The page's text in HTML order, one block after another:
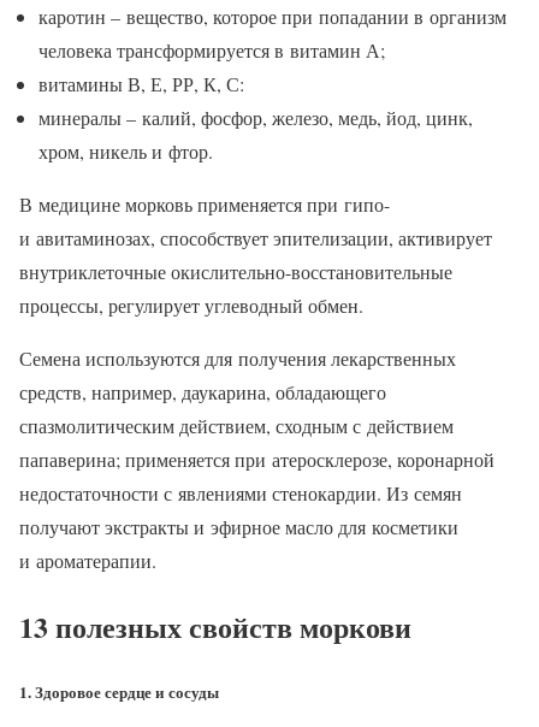
каротин – вещество, которое при попадании в организм
человека трансформируется в витамин А;
витамины В, Е, РР, К, С:
минералы – калий, фосфор, железо, медь, йод, цинк,
хром, никель и фтор.
В медицине морковь применяется при гипо-
и авитаминозах, способствует эпителизации, активирует
внутриклеточные окислительно-восстановительные
процессы, регулирует углеводный обмен.
Семена используются для получения лекарственных
средств, например, даукарина, обладающего
спазмолитическим действием, сходным с действием
папаверина; применяется при атеросклерозе, коронарной
недостаточности с явлениями стенокардии. Из семян
получают экстракты и эфирное масло для косметики
и ароматерапии.
13 полезных свойств моркови
1. Здоровое сердце и сосуды